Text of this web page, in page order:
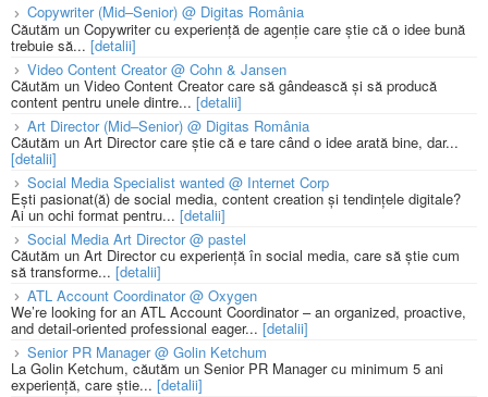
Copywriter (Mid–Senior) @ Digitas România
Căutăm un Copywriter cu experiență de agenție care știe că o idee bună
trebuie să... [detalii]
Video Content Creator @ Cohn & Jansen
Căutăm un Video Content Creator care să gândească și să producă
content pentru unele dintre... [detalii]
Art Director (Mid–Senior) @ Digitas România
Căutăm un Art Director care știe că e tare când o idee arată bine, dar...
[detalii]
Social Media Specialist wanted @ Internet Corp
Ești pasionat(ă) de social media, content creation și tendințele digitale?
Ai un ochi format pentru... [detalii]
Social Media Art Director @ pastel
Căutăm un Art Director cu experiență în social media, care să știe cum
să transforme... [detalii]
ATL Account Coordinator @ Oxygen
We’re looking for an ATL Account Coordinator – an organized, proactive,
and detail-oriented professional eager... [detalii]
Senior PR Manager @ Golin Ketchum
La Golin Ketchum, căutăm un Senior PR Manager cu minimum 5 ani
experiență, care știe... [detalii]